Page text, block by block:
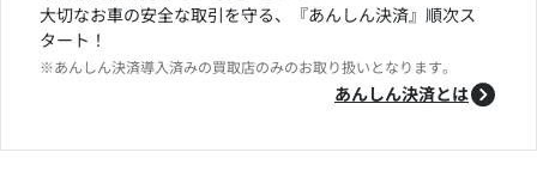
大切なお車の安全な取引を守る、『あんしん決済』順次ス
タート！
※あんしん決済導入済みの買取店のみのお取り扱いとなります。
あんしん決済とは